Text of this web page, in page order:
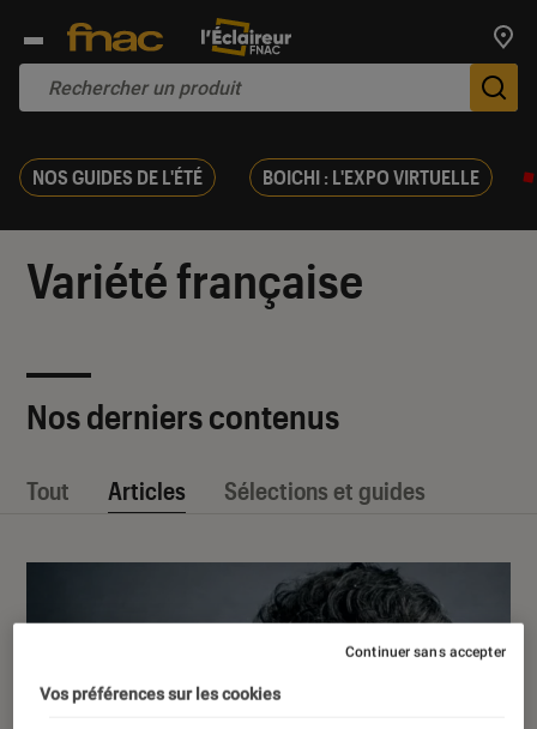
NOS GUIDES DE L'ÉTÉ BOICHI : L'EXPO VIRTUELLE
Variété française
Nos derniers contenus
Tout Articles Sélections et guides
Vos préférences sur les cookies
Continuer sans accepter